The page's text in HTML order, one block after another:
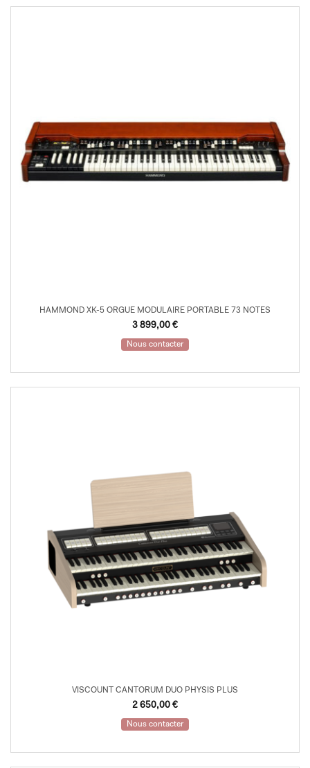
HAMMOND XK-5 ORGUE MODULAIRE PORTABLE 73 NOTES
3 899,00 €
Nous contacter
VISCOUNT CANTORUM DUO PHYSIS PLUS
2 650,00 €
Nous contacter